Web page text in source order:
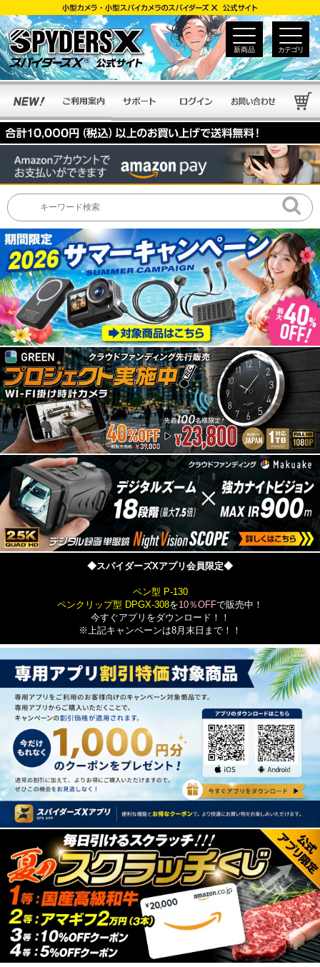
カテゴリ
新商品
◆スパイダーズXアプリ会員限定◆
ペン型 P-130
ペンクリップ型 DPGX-308を10％OFFで販売中！
今すぐアプリをダウンロード！！
※上記キャンペーンは8月末日まで！！